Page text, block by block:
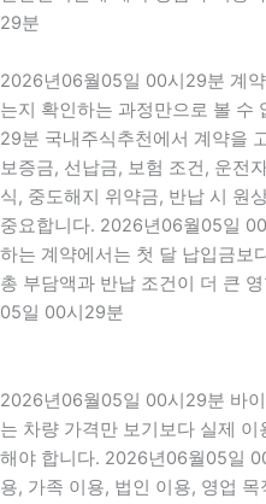
29분
2026년06월05일 00시29분 계
는지 확인하는 과정만으로 볼
29분 국내주식추천에서 계약을
보증금, 선납금, 보험 조건, 운전
식, 중도해지 위약금, 반납 시 원
중요합니다. 2026년06월05일
하는 계약에서는 첫 달 납입금보
총 부담액과 반납 조건이 더 큰
05일 00시29분
2026년06월05일 00시29분 바
는 차량 가격만 보기보다 실제
해야 합니다. 2026년06월05일
용, 가족 이용, 법인 이용, 영업